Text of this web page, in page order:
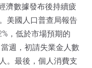
濟數據發布後持續疲
美國人口普查局報告
，低於市場預期的
週，初請失業金人數
。最後，個人消費支